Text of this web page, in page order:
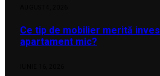
Ce tip de mobilier merită
apartament mic?